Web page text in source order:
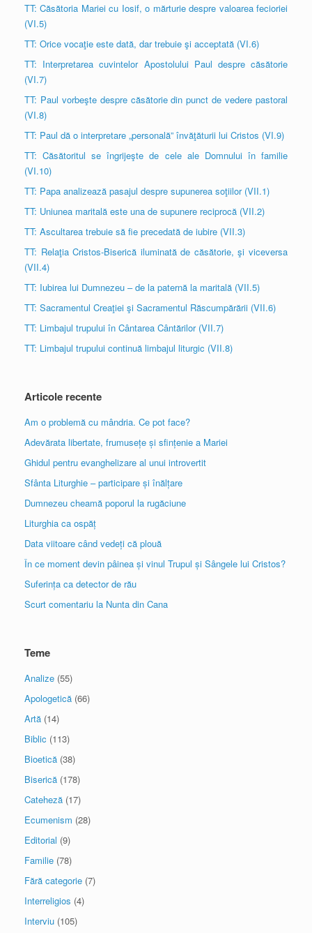
TT: Căsătoria Mariei cu Iosif, o mărturie despre valoarea fecioriei
(VI.5)
TT: Orice vocaţie este dată, dar trebuie şi acceptată (VI.6)
TT: Interpretarea cuvintelor Apostolului Paul despre căsătorie
(VI.7)
TT: Paul vorbeşte despre căsătorie din punct de vedere pastoral
(VI.8)
TT: Paul dă o interpretare „personală” învăţăturii lui Cristos (VI.9)
TT: Căsătoritul se îngrijeşte de cele ale Domnului în familie
(VI.10)
TT: Papa analizează pasajul despre supunerea soţiilor (VII.1)
TT: Uniunea maritală este una de supunere reciprocă (VII.2)
TT: Ascultarea trebuie să fie precedată de iubire (VII.3)
TT: Relaţia Cristos-Biserică iluminată de căsătorie, şi viceversa
(VII.4)
TT: Iubirea lui Dumnezeu – de la paternă la maritală (VII.5)
TT: Sacramentul Creaţiei şi Sacramentul Răscumpărării (VII.6)
TT: Limbajul trupului în Cântarea Cântărilor (VII.7)
TT: Limbajul trupului continuă limbajul liturgic (VII.8)
Articole recente
Am o problemă cu mândria. Ce pot face?
Adevărata libertate, frumusețe și sfințenie a Mariei
Ghidul pentru evanghelizare al unui introvertit
Sfânta Liturghie – participare și înălțare
Dumnezeu cheamă poporul la rugăciune
Liturghia ca ospăț
Data viitoare când vedeți că plouă
În ce moment devin pâinea și vinul Trupul și Sângele lui Cristos?
Suferința ca detector de rău
Scurt comentariu la Nunta din Cana
Teme
Analize (55)
Apologetică (66)
Artă (14)
Biblic (113)
Bioetică (38)
Biserică (178)
Cateheză (17)
Ecumenism (28)
Editorial (9)
Familie (78)
Fără categorie (7)
Interreligios (4)
Interviu (105)